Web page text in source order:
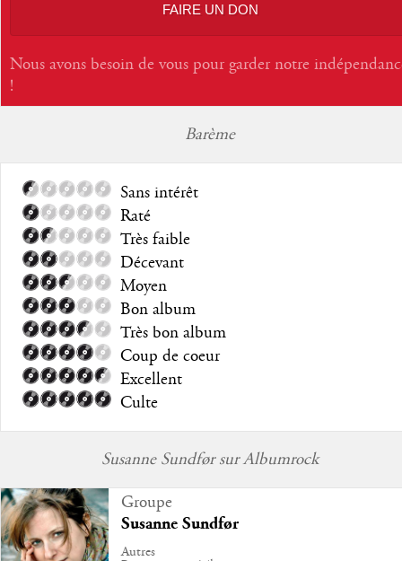
FAIRE UN DON
Nous avons besoin de vous pour garder notre
!
Barème
Sans intérêt
Raté
Très faible
Décevant
Moyen
Bon album
Très bon album
Coup de coeur
Excellent
Culte
Susanne Sundfør sur Albumrock
Groupe
Susanne Sundfør
Autres